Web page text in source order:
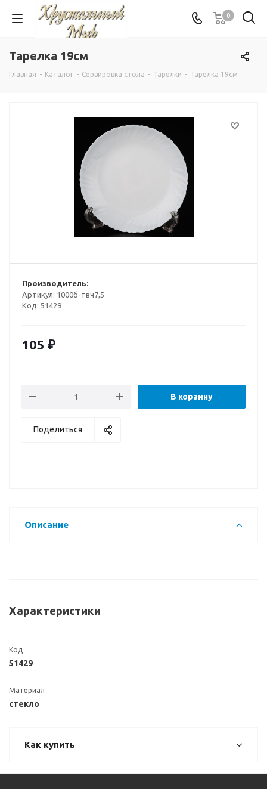
0
Тарелка 19см
Главная - Каталог - Сервировка стола - Тарелки - Тарелка 19см
Производитель:
Артикул: 1000б-твч7,5
Код: 51429
105 ₽
В корзину
Поделиться
Описание
Характеристики
Код
51429
Материал
стекло
Как купить